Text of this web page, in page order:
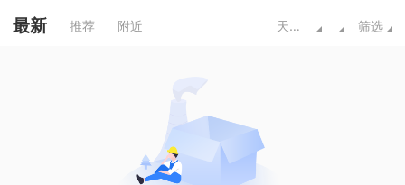
最新 推荐 附近 天水甘肃 筛选